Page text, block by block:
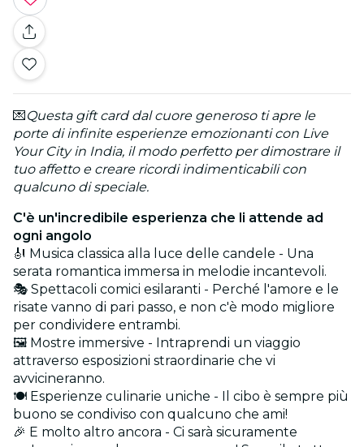
💌 Questa gift card dal cuore generoso ti apre le
porte di infinite esperienze emozionanti con Live
Your City in India, il modo perfetto per dimostrare il
tuo affetto e creare ricordi indimenticabili con
qualcuno di speciale.
C'è un'incredibile esperienza che li attende ad
ogni angolo
🎻 Musica classica alla luce delle candele - Una
serata romantica immersa in melodie incantevoli.
🎭 Spettacoli comici esilaranti - Perché l'amore e le
risate vanno di pari passo, e non c'è modo migliore
per condividere entrambi.
🖼️ Mostre immersive - Intraprendi un viaggio
attraverso esposizioni straordinarie che vi
avvicineranno.
🍽️ Esperienze culinarie uniche - Il cibo è sempre più
buono se condiviso con qualcuno che ami!
🎉 E molto altro ancora - Ci sarà sicuramente